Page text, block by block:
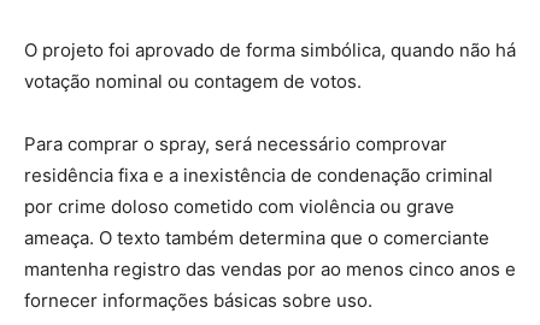
O projeto foi aprovado de forma simbólica, quando não há
votação nominal ou contagem de votos.
Para comprar o spray, será necessário comprovar
residência fixa e a inexistência de condenação criminal
por crime doloso cometido com violência ou grave
ameaça. O texto também determina que o comerciante
mantenha registro das vendas por ao menos cinco anos e
fornecer informações básicas sobre uso.